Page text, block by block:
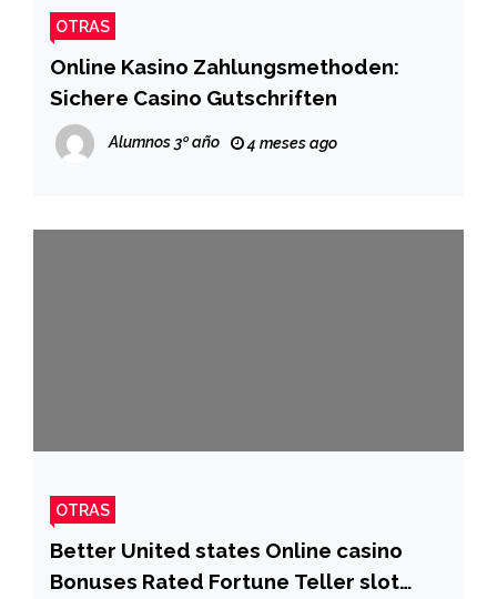
OTRAS
Online Kasino Zahlungsmethoden:
Sichere Casino Gutschriften
Alumnos 3º año 4 meses ago
OTRAS
Better United states Online casino
Bonuses Rated Fortune Teller slot